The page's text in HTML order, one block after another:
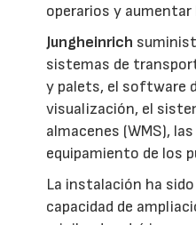
operarios y
Jungheinrich
sistemas de
y palets, el software
visualización, el
almacenes (WMS),
equipamiento de los
La instalación ha
capacidad de